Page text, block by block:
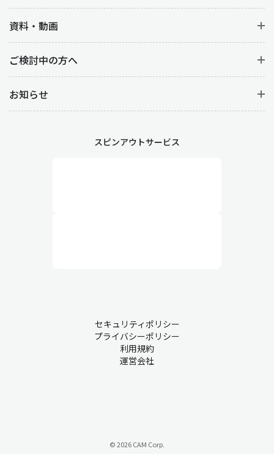
資料・動画
ご検討中の方へ
お知らせ
スピンアウトサービス
セキュリティポリシー
プライバシーポリシー
利用規約
運営会社
© 2026 CAM Corp.